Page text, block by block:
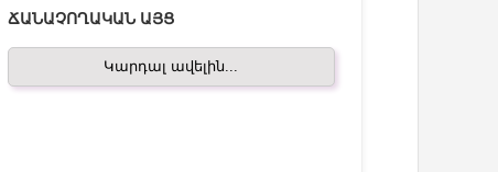
ՃԱՆԱՉՈՂԱԿԱՆ ԱՅՑ
Կարդալ ավելին...